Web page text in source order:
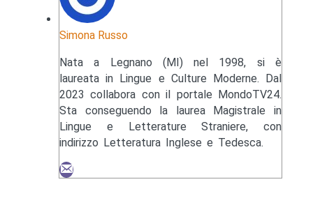
Simona Russo
Nata a Legnano (MI) nel 1998, si è
laureata in Lingue e Culture Moderne. Dal
2023 collabora con il portale MondoTV24.
Sta conseguendo la laurea Magistrale in
Lingue e Letterature Straniere, con
indirizzo Letteratura Inglese e Tedesca.